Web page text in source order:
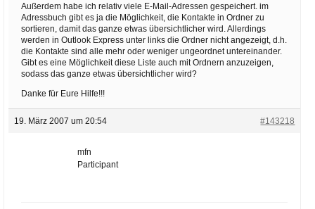
Außerdem habe ich relativ viele E-Mail-Adressen gespeichert. im
Adressbuch gibt es ja die Möglichkeit, die Kontakte in Ordner zu
sortieren, damit das ganze etwas übersichtlicher wird. Allerdings
werden in Outlook Express unter links die Ordner nicht angezeigt, d.h.
die Kontakte sind alle mehr oder weniger ungeordnet untereinander.
Gibt es eine Möglichkeit diese Liste auch mit Ordnern anzuzeigen,
sodass das ganze etwas übersichtlicher wird?
Danke für Eure Hilfe!!!
19. März 2007 um 20:54 #143218
mfn
Participant